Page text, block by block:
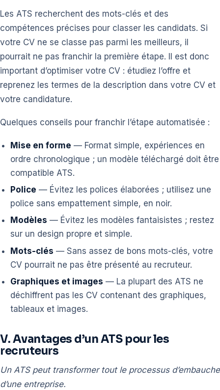
Les ATS recherchent des mots-clés et des
compétences précises pour classer les candidats. Si
votre CV ne se classe pas parmi les meilleurs, il
pourrait ne pas franchir la première étape. Il est donc
important d’optimiser votre CV : étudiez l’offre et
reprenez les termes de la description dans votre CV et
votre candidature.
Quelques conseils pour franchir l’étape automatisée :
Mise en forme — Format simple, expériences en
ordre chronologique ; un modèle téléchargé doit être
compatible ATS.
Police — Évitez les polices élaborées ; utilisez une
police sans empattement simple, en noir.
Modèles — Évitez les modèles fantaisistes ; restez
sur un design propre et simple.
Mots-clés — Sans assez de bons mots-clés, votre
CV pourrait ne pas être présenté au recruteur.
Graphiques et images — La plupart des ATS ne
déchiffrent pas les CV contenant des graphiques,
tableaux et images.
V. Avantages d’un ATS pour les
recruteurs
Un ATS peut transformer tout le processus d’embauche
d’une entreprise.